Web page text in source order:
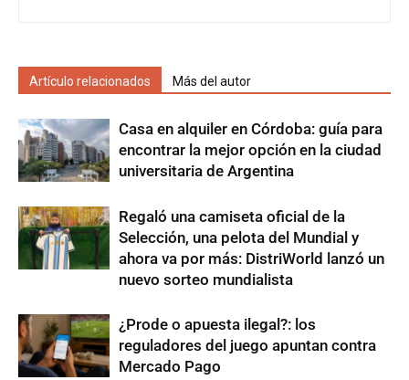
Artículo relacionados Más del autor
Casa en alquiler en Córdoba: guía para
encontrar la mejor opción en la ciudad
universitaria de Argentina
Regaló una camiseta oficial de la
Selección, una pelota del Mundial y
ahora va por más: DistriWorld lanzó un
nuevo sorteo mundialista
¿Prode o apuesta ilegal?: los
reguladores del juego apuntan contra
Mercado Pago